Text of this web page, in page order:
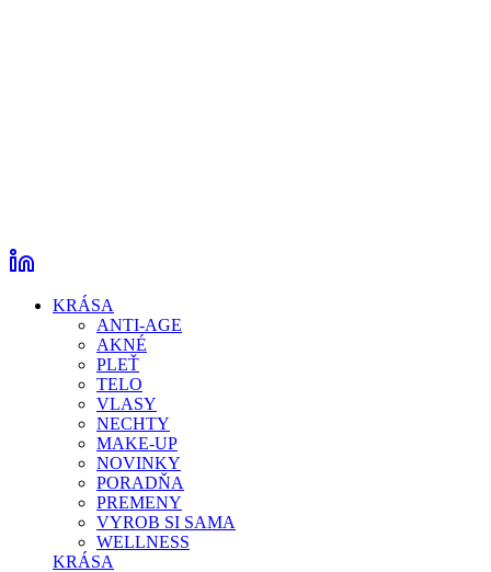
KRÁSA
ANTI-AGE
AKNÉ
PLEŤ
TELO
VLASY
NECHTY
MAKE-UP
NOVINKY
PORADŇA
PREMENY
VYROB SI SAMA
WELLNESS
KRÁSA